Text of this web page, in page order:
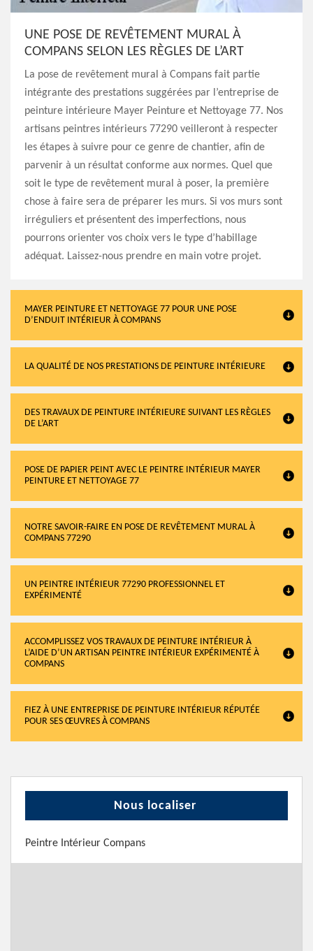
UNE POSE DE REVÊTEMENT MURAL À
COMPANS SELON LES RÈGLES DE L’ART
La pose de revêtement mural à Compans fait partie
intégrante des prestations suggérées par l’entreprise de
peinture intérieure Mayer Peinture et Nettoyage 77. Nos
artisans peintres intérieurs 77290 veilleront à respecter
les étapes à suivre pour ce genre de chantier, afin de
parvenir à un résultat conforme aux normes. Quel que
soit le type de revêtement mural à poser, la première
chose à faire sera de préparer les murs. Si vos murs sont
irréguliers et présentent des imperfections, nous
pourrons orienter vos choix vers le type d’habillage
adéquat. Laissez-nous prendre en main votre projet.
MAYER PEINTURE ET NETTOYAGE 77 POUR UNE POSE
D’ENDUIT INTÉRIEUR À COMPANS
LA QUALITÉ DE NOS PRESTATIONS DE PEINTURE INTÉRIEURE
DES TRAVAUX DE PEINTURE INTÉRIEURE SUIVANT LES RÈGLES
DE L’ART
POSE DE PAPIER PEINT AVEC LE PEINTRE INTÉRIEUR MAYER
PEINTURE ET NETTOYAGE 77
NOTRE SAVOIR-FAIRE EN POSE DE REVÊTEMENT MURAL À
COMPANS 77290
UN PEINTRE INTÉRIEUR 77290 PROFESSIONNEL ET
EXPÉRIMENTÉ
ACCOMPLISSEZ VOS TRAVAUX DE PEINTURE INTÉRIEUR À
L’AIDE D’UN ARTISAN PEINTRE INTÉRIEUR EXPÉRIMENTÉ À
COMPANS
FIEZ À UNE ENTREPRISE DE PEINTURE INTÉRIEUR RÉPUTÉE
POUR SES ŒUVRES À COMPANS
Nous localiser
Peintre Intérieur Compans